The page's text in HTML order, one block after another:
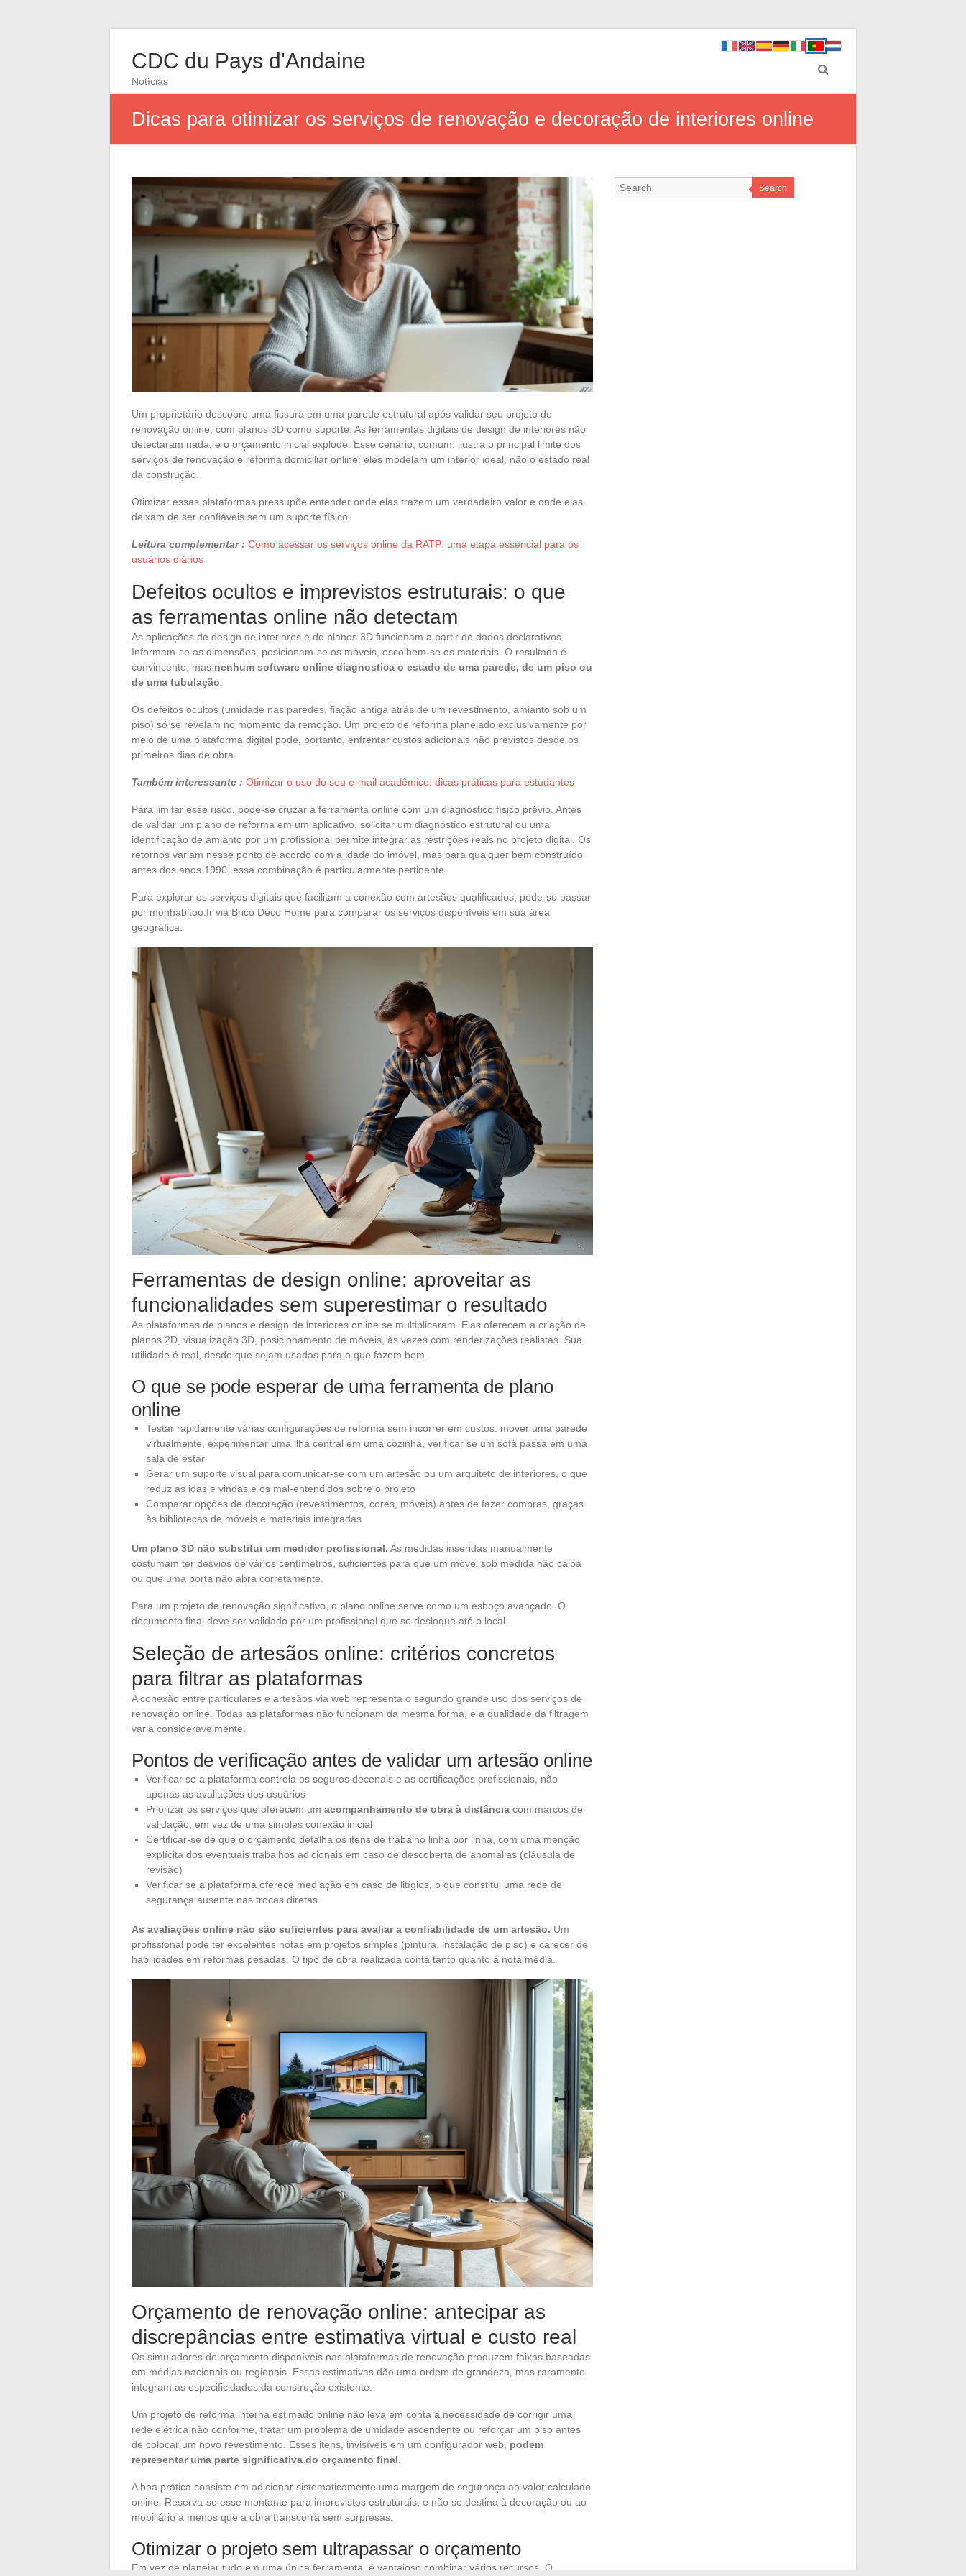
CDC du Pays d'Andaine
Notícias
Dicas para otimizar os serviços de renovação e decoração de interiores online
Um proprietário descobre uma fissura em uma parede estrutural após validar seu projeto de
renovação online, com planos 3D como suporte. As ferramentas digitais de design de interiores não
detectaram nada, e o orçamento inicial explode. Esse cenário, comum, ilustra o principal limite dos
serviços de renovação e reforma domiciliar online: eles modelam um interior ideal, não o estado real
da construção.
Otimizar essas plataformas pressupõe entender onde elas trazem um verdadeiro valor e onde elas
deixam de ser confiáveis sem um suporte físico.
Leitura complementar : Como acessar os serviços online da RATP: uma etapa essencial para os
usuários diários
Defeitos ocultos e imprevistos estruturais: o que
as ferramentas online não detectam
As aplicações de design de interiores e de planos 3D funcionam a partir de dados declarativos.
Informam-se as dimensões, posicionam-se os móveis, escolhem-se os materiais. O resultado é
convincente, mas nenhum software online diagnostica o estado de uma parede, de um piso ou
de uma tubulação
Os defeitos ocultos (umidade nas paredes, fiação antiga atrás de um revestimento, amianto sob um
piso) só se revelam no momento da remoção. Um projeto de reforma planejado exclusivamente por
meio de uma plataforma digital pode, portanto, enfrentar custos adicionais não previstos desde os
primeiros dias de obra.
Também interessante : Otimizar o uso do seu e-mail acadêmico: dicas práticas para estudantes
Para limitar esse risco, pode-se cruzar a ferramenta online com um diagnóstico físico prévio. Antes
de validar um plano de reforma em um aplicativo, solicitar um diagnóstico estrutural ou uma
identificação de amianto por um profissional permite integrar as restrições reais no projeto digital. Os
retornos variam nesse ponto de acordo com a idade do imóvel, mas para qualquer bem construído
antes dos anos 1990, essa combinação é particularmente pertinente.
Para explorar os serviços digitais que facilitam a conexão com artesãos qualificados, pode-se passar
por monhabitoo.fr via Brico Déco Home para comparar os serviços disponíveis em sua área
geográfica.
Ferramentas de design online: aproveitar as
funcionalidades sem superestimar o resultado
As plataformas de planos e design de interiores online se multiplicaram. Elas oferecem a criação de
planos 2D, visualização 3D, posicionamento de móveis, às vezes com renderizações realistas. Sua
utilidade é real, desde que sejam usadas para o que fazem bem.
O que se pode esperar de uma ferramenta de plano
online
Testar rapidamente várias configurações de reforma sem incorrer em custos: mover uma parede
virtualmente, experimentar uma ilha central em uma cozinha, verificar se um sofá passa em uma
sala de estar
Gerar um suporte visual para comunicar-se com um artesão ou um arquiteto de interiores, o que
reduz as idas e vindas e os mal-entendidos sobre o projeto
Comparar opções de decoração (revestimentos, cores, móveis) antes de fazer compras, graças
às bibliotecas de móveis e materiais integradas
Um plano 3D não substitui um medidor profissional. As medidas inseridas manualmente
costumam ter desvios de vários centímetros, suficientes para que um móvel sob medida não caiba
ou que uma porta não abra corretamente.
Para um projeto de renovação significativo, o plano online serve como um esboço avançado. O
documento final deve ser validado por um profissional que se desloque até o local.
Seleção de artesãos online: critérios concretos
para filtrar as plataformas
A conexão entre particulares e artesãos via web representa o segundo grande uso dos serviços de
renovação online. Todas as plataformas não funcionam da mesma forma, e a qualidade da filtragem
varia consideravelmente.
Pontos de verificação antes de validar um artesão online
Verificar se a plataforma controla os seguros decenais e as certificações profissionais, não
apenas as avaliações dos usuários
Priorizar os serviços que oferecem um acompanhamento de obra à distância com marcos de
validação, em vez de uma simples conexão inicial
Certificar-se de que o orçamento detalha os itens de trabalho linha por linha, com uma menção
explícita dos eventuais trabalhos adicionais em caso de descoberta de anomalias (cláusula de
revisão)
Verificar se a plataforma oferece mediação em caso de litígios, o que constitui uma rede de
segurança ausente nas trocas diretas
As avaliações online não são suficientes para avaliar a confiabilidade de um artesão. Um
profissional pode ter excelentes notas em projetos simples (pintura, instalação de piso) e carecer de
habilidades em reformas pesadas. O tipo de obra realizada conta tanto quanto a nota média.
Orçamento de renovação online: antecipar as
discrepâncias entre estimativa virtual e custo real
Os simuladores de orçamento disponíveis nas plataformas de renovação produzem faixas baseadas
em médias nacionais ou regionais. Essas estimativas dão uma ordem de grandeza, mas raramente
integram as especificidades da construção existente.
Um projeto de reforma interna estimado online não leva em conta a necessidade de corrigir uma
rede elétrica não conforme, tratar um problema de umidade ascendente ou reforçar um piso antes
de colocar um novo revestimento. Esses itens, invisíveis em um configurador web, podem
representar uma parte significativa do orçamento final
A boa prática consiste em adicionar sistematicamente uma margem de segurança ao valor calculado
online. Reserva-se esse montante para imprevistos estruturais, e não se destina à decoração ou ao
mobiliário a menos que a obra transcorra sem surpresas.
Otimizar o projeto sem ultrapassar o orçamento
Em vez de planejar tudo em uma única ferramenta, é vantajoso combinar vários recursos. O
Search